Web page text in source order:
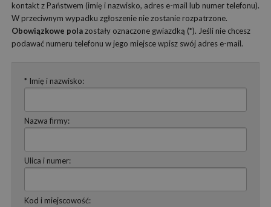
kontakt z Państwem (imię i nazwisko, adres e-mail lub numer telefonu).
W przeciwnym wypadku zgłoszenie nie zostanie rozpatrzone.
Obowiązkowe polazostały oznaczone gwiazdką (*). Jeśli nie chcesz
podawać numeru telefonu w jego miejsce wpisz swój adres e-mail.
* Imię i nazwisko:
Nazwa firmy:
Ulica i numer:
Kod i miejscowość: